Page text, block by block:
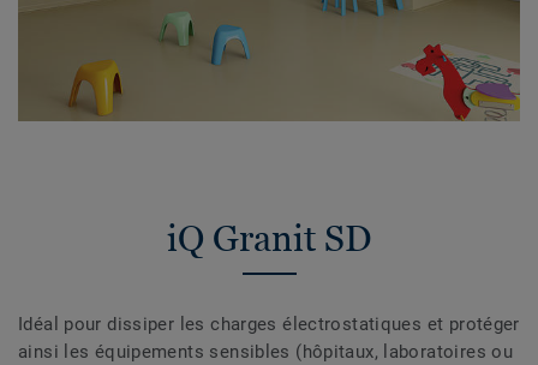
iQ Granit SD
Idéal pour dissiper les charges électrostatiques et protéger
ainsi les équipements sensibles (hôpitaux, laboratoires ou